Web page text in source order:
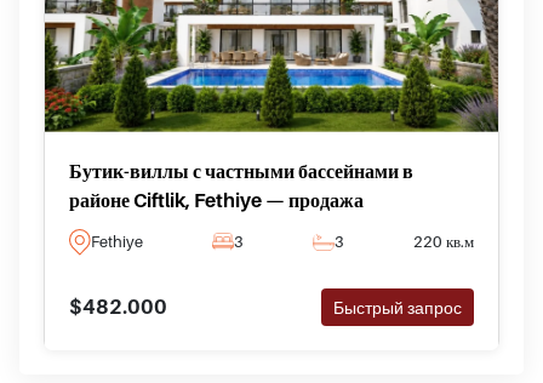
Бутик-виллы с частными бассейнами в
районе Ciftlik, Fethiye — продажа
Fethiye 3 3 220 кв.м
$482.000 Быстрый запрос